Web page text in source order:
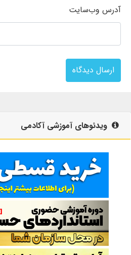
آدرس وب‌سایت
ارسال دیدگاه
ویدئوهای آموزشی آکادمی